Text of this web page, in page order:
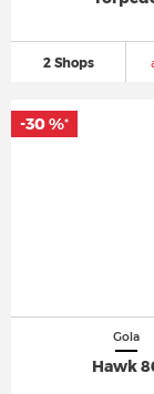
2 Shops
Gola
Hawk
-30 %*